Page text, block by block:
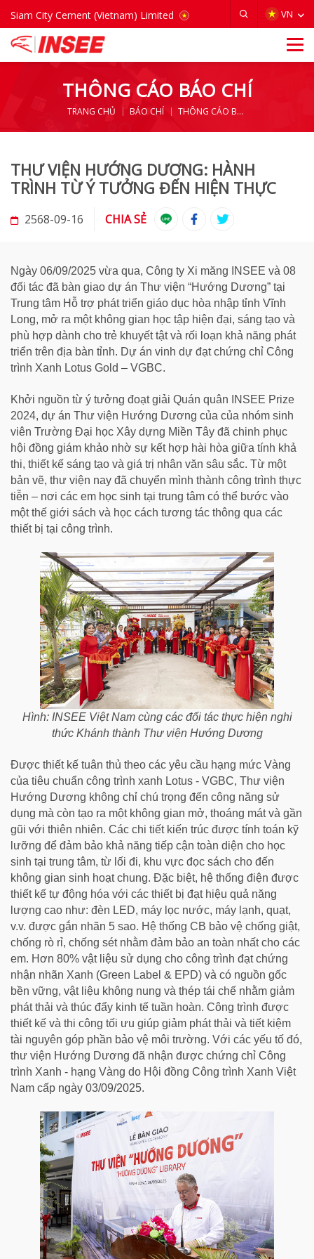
Siam City Cement (Vietnam) Limited VN
THÔNG CÁO BÁO CHÍ
TRANG CHỦ BÁO CHÍ THÔNG CÁO BÁO CHÍ
THƯ VIỆN HƯỚNG DƯƠNG: HÀNH
TRÌNH TỪ Ý TƯỞNG ĐẾN HIỆN THỰC
2568-09-16 CHIA SẺ
Ngày 06/09/2025 vừa qua, Công ty Xi măng INSEE và 08
đối tác đã bàn giao dự án Thư viện “Hướng Dương” tại
Trung tâm Hỗ trợ phát triển giáo dục hòa nhập tỉnh Vĩnh
Long, mở ra một không gian học tập hiện đại, sáng tạo và
phù hợp dành cho trẻ khuyết tật và rối loạn khả năng phát
triển trên địa bàn tỉnh. Dự án vinh dự đạt chứng chỉ Công
trình Xanh Lotus Gold – VGBC.
Khởi nguồn từ ý tưởng đoạt giải Quán quân INSEE Prize
2024, dự án Thư viện Hướng Dương của của nhóm sinh
viên Trường Đại học Xây dựng Miền Tây đã chinh phục
hội đồng giám khảo nhờ sự kết hợp hài hòa giữa tính khả
thi, thiết kế sáng tạo và giá trị nhân văn sâu sắc. Từ một
bản vẽ, thư viện nay đã chuyển mình thành công trình thực
tiễn – nơi các em học sinh tại trung tâm có thể bước vào
một thế giới sách và học cách tương tác thông qua các
thiết bị tại công trình.
Hình: INSEE Việt Nam cùng các đối tác thực hiện nghi
thức Khánh thành Thư viện Hướng Dương
Được thiết kế tuân thủ theo các yêu cầu hạng mức Vàng
của tiêu chuẩn công trình xanh Lotus - VGBC, Thư viện
Hướng Dương không chỉ chú trọng đến công năng sử
dụng mà còn tạo ra một không gian mở, thoáng mát và gần
gũi với thiên nhiên. Các chi tiết kiến trúc được tính toán kỹ
lưỡng để đảm bảo khả năng tiếp cận toàn diện cho học
sinh tại trung tâm, từ lối đi, khu vực đọc sách cho đến
không gian sinh hoạt chung. Đặc biệt, hệ thống điện được
thiết kế tự động hóa với các thiết bị đạt hiệu quả năng
lượng cao như: đèn LED, máy lọc nước, máy lạnh, quạt,
v.v. được gắn nhãn 5 sao. Hệ thống CB bảo vệ chống giật,
chống rò rỉ, chống sét nhằm đảm bảo an toàn nhất cho các
em. Hơn 80% vật liệu sử dụng cho công trình đạt chứng
nhận nhãn Xanh (Green Label & EPD) và có nguồn gốc
bền vững, vật liệu không nung và thép tái chế nhằm giảm
phát thải và thúc đẩy kinh tế tuần hoàn. Công trình được
thiết kế và thi công tối ưu giúp giảm phát thải và tiết kiệm
tài nguyên góp phần bảo vệ môi trường. Với các yếu tố đó,
thư viện Hướng Dương đã nhận được chứng chỉ Công
trình Xanh - hạng Vàng do Hội đồng Công trình Xanh Việt
Nam cấp ngày 03/09/2025.